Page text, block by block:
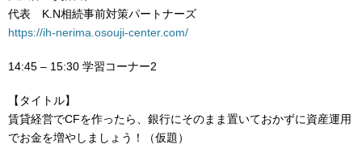
代表 K.N相続事前対策パートナーズ
https://ih-nerima.osouji-center.com/
14:45 – 15:30 学習コーナー2
【タイトル】
賃貸経営でCFを作ったら、銀行にそのまま置いておかずに資産運用
でお金を増やしましょう！（仮題）